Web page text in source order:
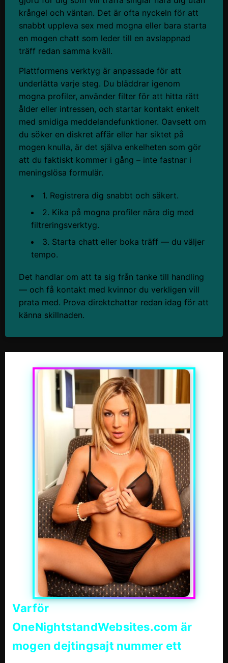
krångel och väntan. Det är ofta nyckeln för att
snabbt uppleva sex med mogna eller bara starta
en mogen chatt som leder till en avslappnad
träff redan samma kväll.
Plattformens verktyg är anpassade för att
underlätta varje steg. Du bläddrar igenom
mogna profiler, använder filter för att hitta rätt
ålder eller intressen, och startar kontakt enkelt
med smidiga meddelandefunktioner. Oavsett om
du söker en diskret affär eller har siktet på
mogen knulla, är det själva enkelheten som gör
att du faktiskt kommer i gång – inte fastnar i
meningslösa formulär.
1. Registrera dig snabbt och säkert.
2. Kika på mogna profiler nära dig med
filtreringsverktyg.
3. Starta chatt eller boka träff — du väljer
tempo.
Det handlar om att ta sig från tanke till handling
— och få kontakt med kvinnor du verkligen vill
prata med. Prova direktchattar redan idag för att
känna skillnaden.
Varför
OneNightstandWebsites.com är
mogen dejtingsajt nummer ett